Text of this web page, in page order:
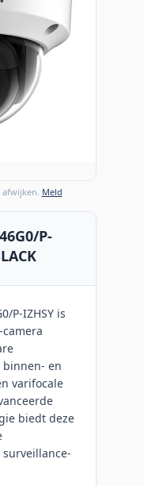
Meld
P-
P-IZHSY is
binnen- en
varifocale
biedt deze